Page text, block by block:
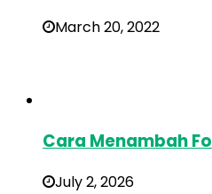
March 20, 2022
Cara Menambah
July 2, 2026